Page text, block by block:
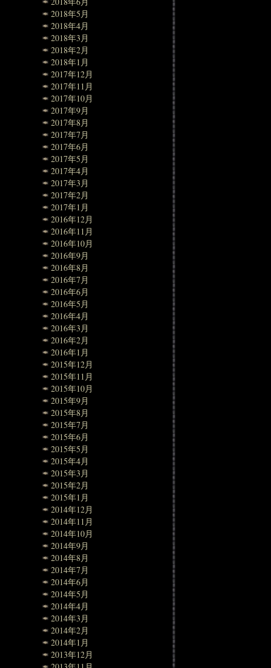
2018年5月
2018年4月
2018年3月
2018年2月
2018年1月
2017年12月
2017年11月
2017年10月
2017年9月
2017年8月
2017年7月
2017年6月
2017年5月
2017年4月
2017年3月
2017年2月
2017年1月
2016年12月
2016年11月
2016年10月
2016年9月
2016年8月
2016年7月
2016年6月
2016年5月
2016年4月
2016年3月
2016年2月
2016年1月
2015年12月
2015年11月
2015年10月
2015年9月
2015年8月
2015年7月
2015年6月
2015年5月
2015年4月
2015年3月
2015年2月
2015年1月
2014年12月
2014年11月
2014年10月
2014年9月
2014年8月
2014年7月
2014年6月
2014年5月
2014年4月
2014年3月
2014年2月
2014年1月
2013年12月